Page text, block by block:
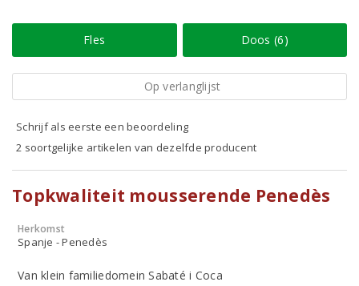
Fles Doos (6)
Op verlanglijst
Schrijf als eerste een beoordeling
2 soortgelijke artikelen van dezelfde producent
Topkwaliteit mousserende Penedès
Herkomst
Spanje - Penedès
Van klein familiedomein Sabaté i Coca